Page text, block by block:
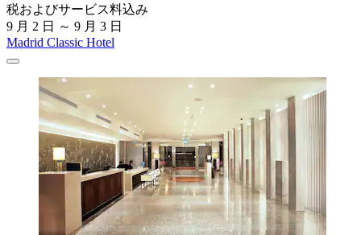
税およびサービス料込み
9 月 2 日 ～ 9 月 3 日
Madrid Classic Hotel